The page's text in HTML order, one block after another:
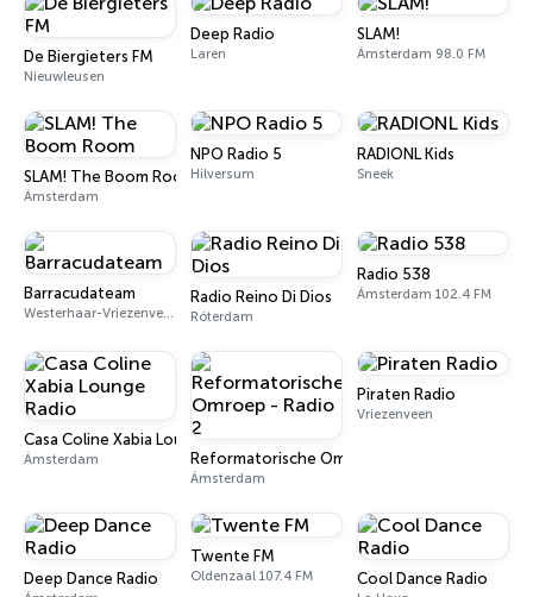
De Biergieters FM
Nieuwleusen
Deep Radio
Laren
SLAM!
Ámsterdam 98.0 FM
SLAM! The Boom Room
Ámsterdam
NPO Radio 5
Hilversum
RADIONL Kids
Sneek
Barracudateam
Westerhaar-Vriezenveensewijk
Radio Reino Di Dios
Róterdam
Radio 538
Ámsterdam 102.4 FM
Casa Coline Xabia Lounge Radio
Ámsterdam Reformatorische Omroep - Radio 2
Ámsterdam
Piraten Radio
Vriezenveen
Deep Dance Radio
Twente FM
Oldenzaal 107.4 FM Cool Dance Radio